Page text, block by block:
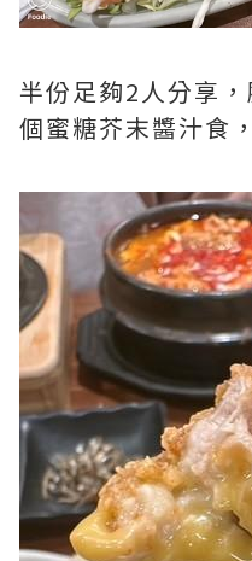
半份足夠2人分享
個蜜糖芥末醬汁食